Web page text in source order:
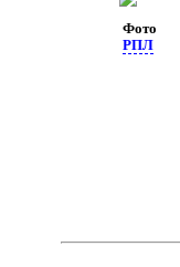
Фото
РПЛ